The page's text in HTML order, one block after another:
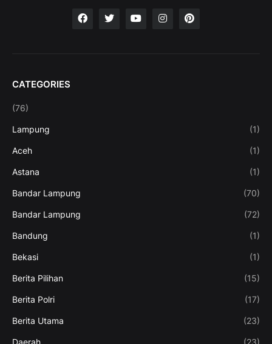
CATEGORIES
(76)
Lampung (1)
Aceh (1)
Astana (1)
Bandar Lampung (70)
Bandar Lampung (72)
Bandung (1)
Bekasi (1)
Berita Pilihan (15)
Berita Polri (17)
Berita Utama (23)
Daerah (23)